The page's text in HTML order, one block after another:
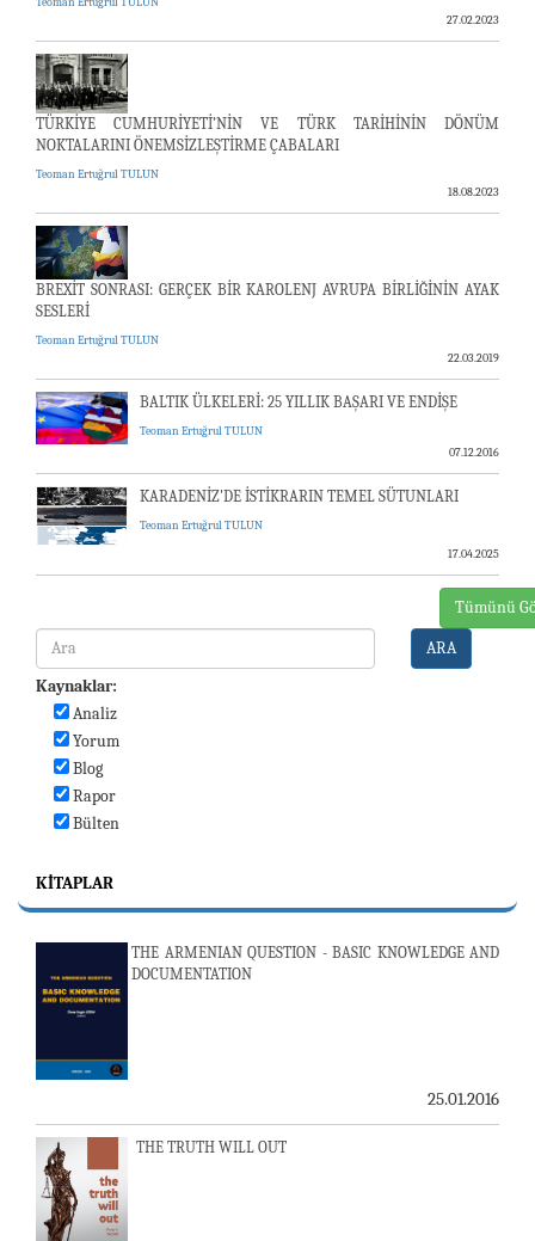
27.02.2023
TÜRKİYE CUMHURİYETİ’NİN VE TÜRK TARİHİNİN DÖNÜM
NOKTALARINI ÖNEMSİZLEŞTİRME ÇABALARI
Teoman Ertuğrul TULUN
18.08.2023
BREXİT SONRASI: GERÇEK BİR KAROLENJ AVRUPA BİRLİĞİNİN AYAK
SESLERİ
Teoman Ertuğrul TULUN
22.03.2019
BALTIK ÜLKELERİ: 25 YILLIK BAŞARI VE ENDİŞE
Teoman Ertuğrul TULUN
07.12.2016
KARADENİZ'DE İSTİKRARIN TEMEL SÜTUNLARI
Teoman Ertuğrul TULUN
17.04.2025
Tümünü
ARA
Kaynaklar:
Analiz
Yorum
Blog
Rapor
Bülten
KITAPLAR
THE ARMENIAN QUESTION - BASIC KNOWLEDGE AND
DOCUMENTATION
25.01.2016
THE TRUTH WILL OUT